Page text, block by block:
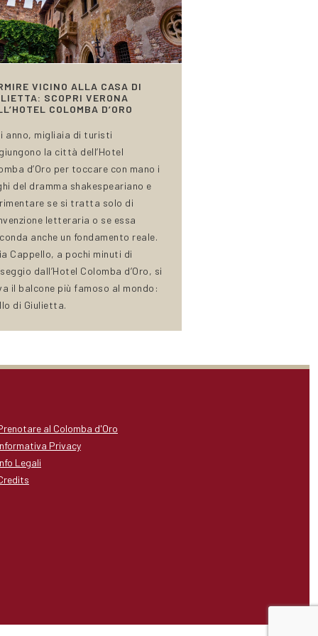
VICINO ALLA CASA DI
SCOPRI VERONA
COLOMBA D’ORO
anno, migliaia di turisti
la città dell’Hotel
d’Oro per toccare con mano i
del dramma shakespeariano e
se si tratta solo di
letteraria o se essa
anche un fondamento reale.
Cappello, a pochi minuti di
dall’Hotel Colomba d’Oro, si
il balcone più famoso al mondo:
di Giulietta.
al Colomba d'Oro
Privacy
Legali